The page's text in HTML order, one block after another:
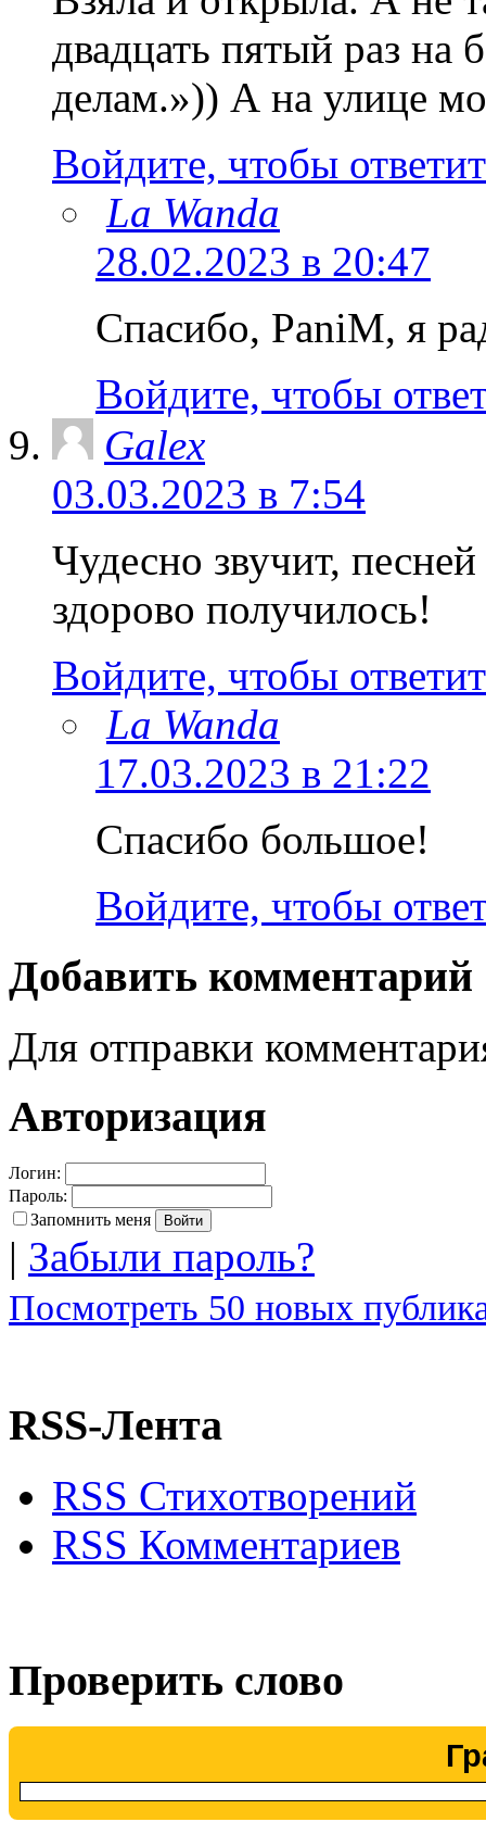
двадцать пятый раз на
делам.»)) А на улице
Войдите, чтобы
La Wanda
28.02.2023 в 20:47
Спасибо, PaniM, я
Войдите, чтобы
Galex
03.03.2023 в 7:54
Чудесно звучит,
здорово получилось!
Войдите, чтобы
La Wanda
17.03.2023 в 21:22
Спасибо большое!
Войдите, чтобы
Добавить комментарий
Для отправки
Авторизация
Логин:
Пароль:
Запомнить меня
| Забыли пароль?
Посмотреть 50 новых
RSS-Лента
RSS Стихотворений
RSS Комментариев
Проверить слово